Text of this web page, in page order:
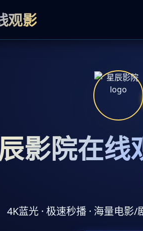
观影
影院在线
4K蓝光 · 极速秒播 · 海量电影